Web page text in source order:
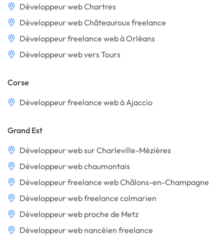
Développeur web Chartres
Développeur web Châteauroux freelance
Développeur freelance web à Orléans
Développeur web vers Tours
Corse
Développeur freelance web à Ajaccio
Grand Est
Développeur web sur Charleville-Mézières
Développeur web chaumontais
Développeur freelance web Châlons-en-Champagne
Développeur web freelance colmarien
Développeur web proche de Metz
Développeur web nancéien freelance